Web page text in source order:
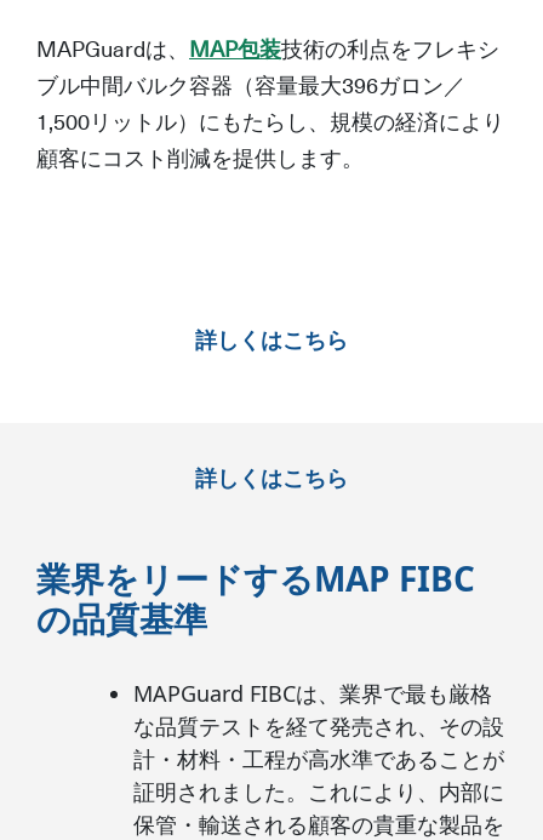
MAPGuardは、 MAP包装技術の利点をフレキシ
ブル中間バルク容器（容量最大396ガロン／
1,500リットル）にもたらし、規模の経済により
顧客にコスト削減を提供します。
詳しくはこちら
詳しくはこちら
業界をリードするMAP FIBC
の品質基準
MAPGuard FIBCは、業界で最も厳格
な品質テストを経て発売され、その設
計・材料・工程が高水準であることが
証明されました。これにより、内部に
保管・輸送される顧客の貴重な製品を